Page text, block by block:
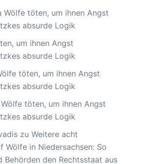
Wölfe töten, um ihnen Angst
absurde Logik
um ihnen Angst
absurde Logik
töten, um ihnen Angst
absurde Logik
Wölfe töten, um ihnen Angst
absurde Logik
zu Weitere acht
Wölfe in Niedersachsen: So
Behörden den Rechtsstaat aus